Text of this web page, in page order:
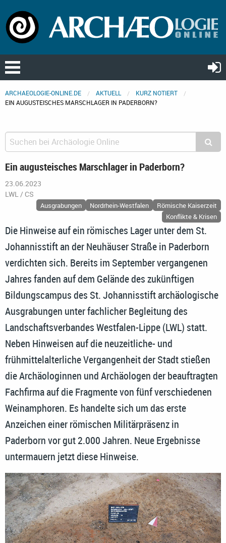
ARCHAEOLOGIE-ONLINE.DE AKTUELL
KURZ NOTIERT
EIN AUGUSTEISCHES MARSCHLAGER IN PADERBORN?
Ein augusteisches Marschlager in Paderborn?
23.06.2023
LWL / CS
Ausgrabungen Nordrhein-Westfalen
Römische Kaiserzeit
Konflikte & Krisen
Die Hinweise auf ein römisches Lager unter dem St.
Johannisstift an der Neuhäuser Straße in Paderborn
verdichten sich. Bereits im September vergangenen
Jahres fanden auf dem Gelände des zukünftigen
Bildungscampus des St. Johannisstift archäologische
Ausgrabungen unter fachlicher Begleitung des
Landschaftsverbandes Westfalen-Lippe (LWL) statt.
Neben Hinweisen auf die neuzeitliche- und
frühmittelalterliche Vergangenheit der Stadt stießen
die Archäologinnen und Archäologen der beauftragten
Fachfirma auf die Fragmente von fünf verschiedenen
Weinamphoren. Es handelte sich um das erste
Anzeichen einer römischen Militärpräsenz in
Paderborn vor gut 2.000 Jahren. Neue Ergebnisse
untermauern jetzt diese Hinweise.